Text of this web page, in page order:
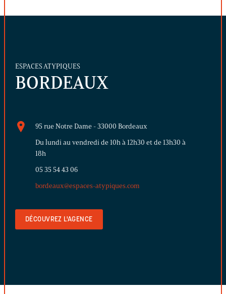
ESPACES ATYPIQUES
BORDEAUX
95 rue Notre Dame - 33000 Bordeaux
Du lundi au vendredi de 10h à 12h30 et de 13h30 à
18h
05 35 54 43 06
bordeaux@espaces-atypiques.com
DÉCOUVREZ L'AGENCE